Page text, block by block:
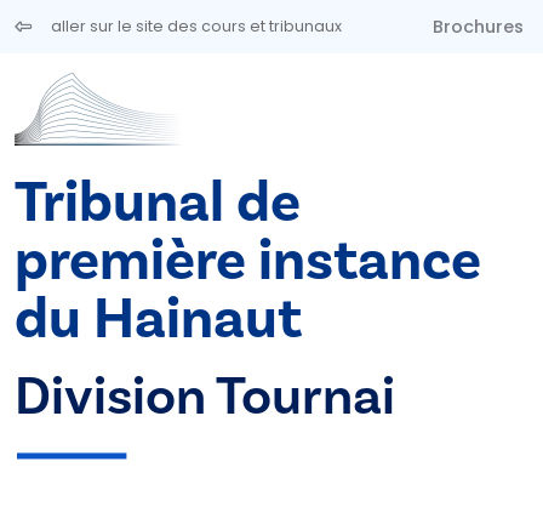
Aller au contenu principal
aller sur le site des cours et tribunaux Brochures
Tribunal de
première instance
du Hainaut
Division Tournai